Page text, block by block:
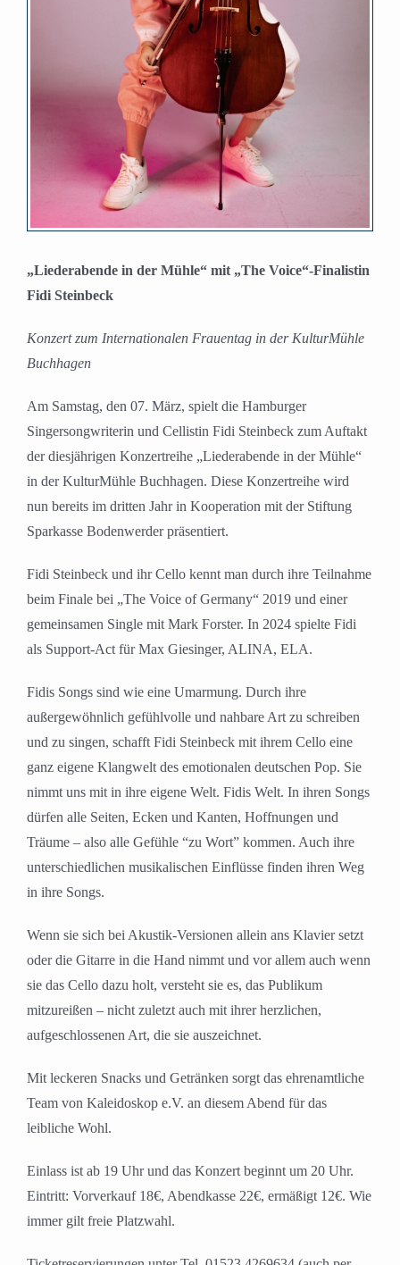
„Liederabende in der Mühle“ mit „The Voice“-Finalistin
Fidi Steinbeck
Konzert zum Internationalen Frauentag in der KulturMühle
Buchhagen
Am Samstag, den 07. März, spielt die Hamburger
Singersongwriterin und Cellistin Fidi Steinbeck zum Auftakt
der diesjährigen Konzertreihe „Liederabende in der Mühle“
in der KulturMühle Buchhagen. Diese Konzertreihe wird
nun bereits im dritten Jahr in Kooperation mit der Stiftung
Sparkasse Bodenwerder präsentiert.
Fidi Steinbeck und ihr Cello kennt man durch ihre Teilnahme
beim Finale bei „The Voice of Germany“ 2019 und einer
gemeinsamen Single mit Mark Forster. In 2024 spielte Fidi
als Support-Act für Max Giesinger, ALINA, ELA.
Fidis Songs sind wie eine Umarmung. Durch ihre
außergewöhnlich gefühlvolle und nahbare Art zu schreiben
und zu singen, schafft Fidi Steinbeck mit ihrem Cello eine
ganz eigene Klangwelt des emotionalen deutschen Pop. Sie
nimmt uns mit in ihre eigene Welt. Fidis Welt. In ihren Songs
dürfen alle Seiten, Ecken und Kanten, Hoffnungen und
Träume – also alle Gefühle “zu Wort” kommen. Auch ihre
unterschiedlichen musikalischen Einflüsse finden ihren Weg
in ihre Songs.
Wenn sie sich bei Akustik-Versionen allein ans Klavier setzt
oder die Gitarre in die Hand nimmt und vor allem auch wenn
sie das Cello dazu holt, versteht sie es, das Publikum
mitzureißen – nicht zuletzt auch mit ihrer herzlichen,
aufgeschlossenen Art, die sie auszeichnet.
Mit leckeren Snacks und Getränken sorgt das ehrenamtliche
Team von Kaleidoskop e.V. an diesem Abend für das
leibliche Wohl.
Einlass ist ab 19 Uhr und das Konzert beginnt um 20 Uhr.
Eintritt: Vorverkauf 18€, Abendkasse 22€, ermäßigt 12€. Wie
immer gilt freie Platzwahl.